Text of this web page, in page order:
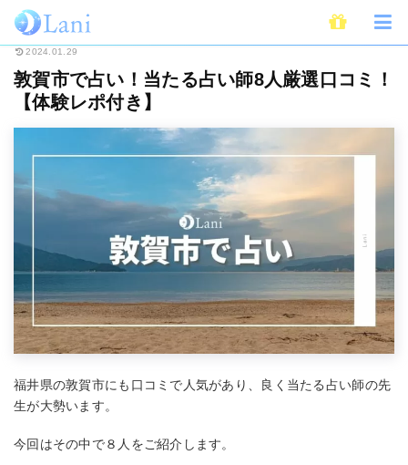
ホーム 占い 敦賀市で占い！当たる占い師8人厳選口
2024.01.29
敦賀市で占い！当たる占い師8人厳選口コミ！
【体験レポ付き】
福井県の敦賀市にも口コミで人気があり、良く当たる占い師の先
生が大勢います。
今回はその中で８人をご紹介します。